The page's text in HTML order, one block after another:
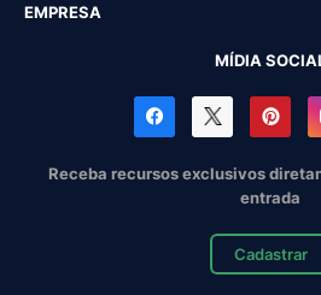
EMPRESA
MÍDIA
Receba recursos exclusivos
entrada
Cadastrar